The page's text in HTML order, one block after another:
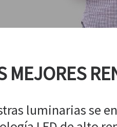
MEJORES
luminarias se